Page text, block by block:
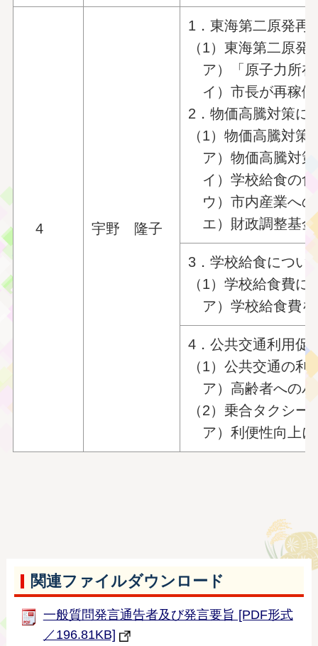
4 宇野 隆子
1．東海第二原発再
（1）東海第二原
ア）「原子力所在
イ）市長が再稼働
2．物価高騰対策に
（1）物価高騰対策
ア）物価高騰対策
イ）学校給食の食
ウ）市内産業への
エ）財政調整基金
3．学校給食につい
（1）学校給食費に
ア）学校給食費を
4．公共交通利用促
（1）公共交通の
ア）高齢者へのバ
（2）乗合タクシー
ア）利便性向上
関連ファイルダウンロード
一般質問発言通告者及び発言要旨 [PDF形式
／196.81KB]